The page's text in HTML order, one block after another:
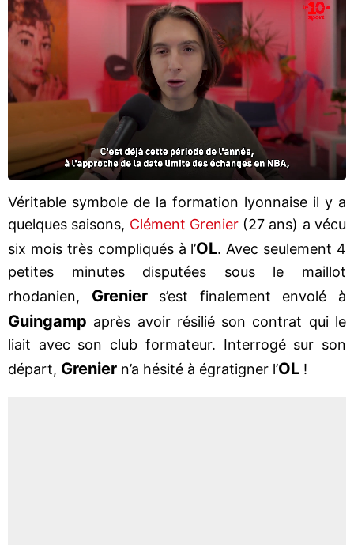
Véritable symbole de la formation lyonnaise il y a
quelques saisons, Clément Grenier(27 ans) a vécu
six mois très compliqués à l’OL. Avec seulement 4
petites minutes disputées sous le maillot
rhodanien, Greniers’est finalement envolé à
Guingamp après avoir résilié son contrat qui le
liait avec son club formateur. Interrogé sur son
départ, Grenier n’a hésité à égratigner l’OL !